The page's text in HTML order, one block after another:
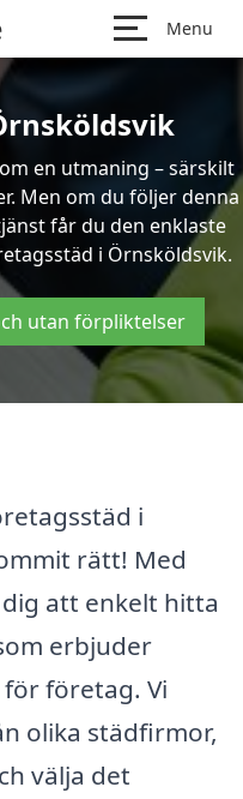
Menu
en utmaning – särskilt
Men om du följer denna
får du den enklaste
i Örnsköldsvik.
utan förpliktelser
i
rätt! Med
att enkelt hitta
erbjuder
företag. Vi
olika städfirmor,
välja det